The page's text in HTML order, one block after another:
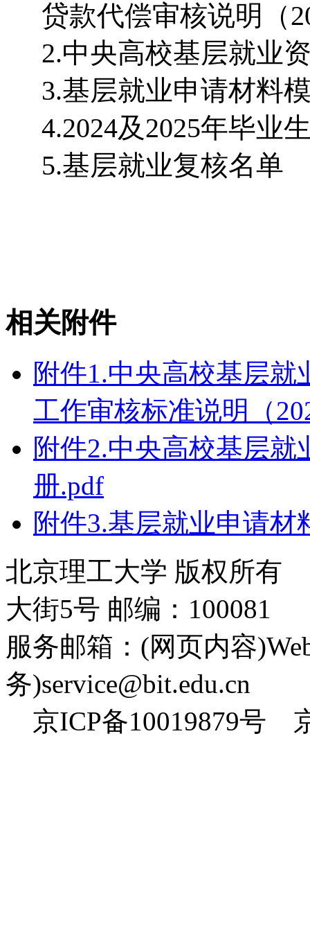
贷款代偿审核说明（
2.中央高校基层就业
3.基层就业申请材料
4.2024及2025年毕业
5.基层就业复核名单
相关附件
附件1.中央高校基层
工作审核标准说明（
附件2.中央高校基层
册.pdf
附件3.基层就业申请材
北京理工大学 版权所
大街5号 邮编：100081
服务邮箱：(网页内容
务)service@bit.edu.cn
京ICP备10019879号